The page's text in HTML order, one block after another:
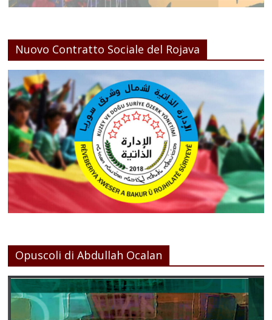
Nuovo Contratto Sociale del Rojava
Opuscoli di Abdullah Ocalan